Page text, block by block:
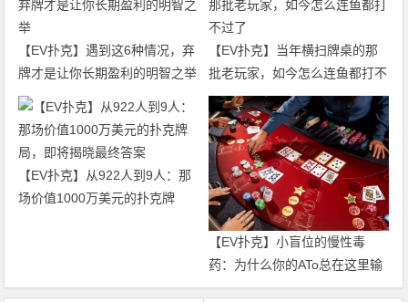
【EV扑克】遇到这6种情况，弃
牌才是让你长期盈利的明智之举
【EV扑克】当年横扫牌桌的那
批老玩家，如今怎么连鱼都打不
过了
【EV扑克】从922人到9人：那
场价值1000万美元的扑克牌
【EV扑克】小盲位的慢性毒
药：为什么你的ATo总在这里输
钱？